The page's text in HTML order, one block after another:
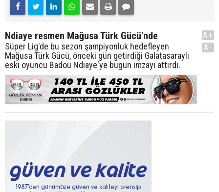
Ndiaye resmen Mağusa Türk Gücü'nde
Süper Lig'de bu sezon şampiyonluk hedefleyen
Mağusa Türk Gücü, önceki gün getirdiği Galatasaraylı
eski oyuncu Badou Ndiaye'ye bugün imzayı attırdı.
A+
A-